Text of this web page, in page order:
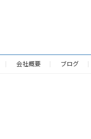
会社概要 ブログ